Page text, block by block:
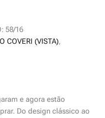
58/16
COVERI (VISTA),
e agora estão
Do design clássico ao